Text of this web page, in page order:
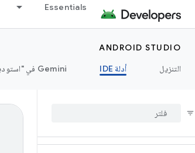
Essentials
ANDROID STUDIO
التنزيل
أدلة IDE ‫Gemini في "استوديو Android"